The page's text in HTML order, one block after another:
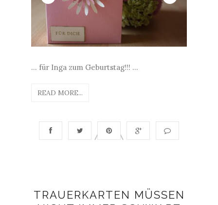
... für Inga zum Geburtstag!!! ...
READ MORE...
TRAUERKARTEN MÜSSEN